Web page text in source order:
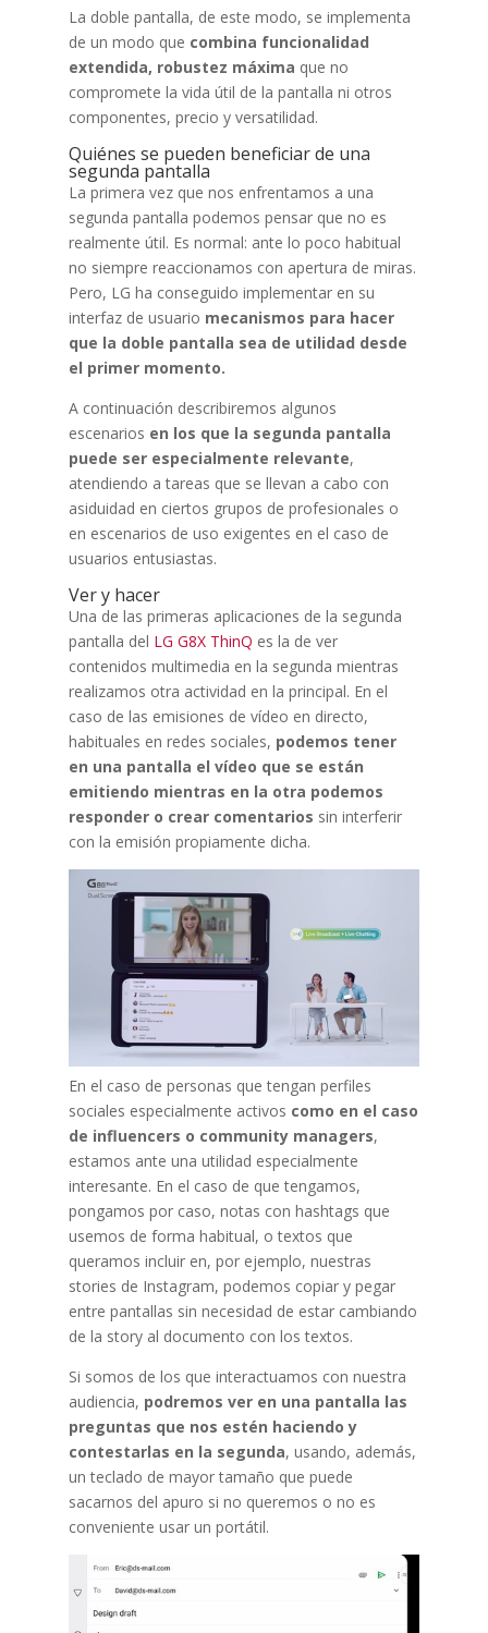
La doble pantalla, de este modo, se implementa
de un modo que combina funcionalidad
extendida, robustez máxima que no
compromete la vida útil de la pantalla ni otros
componentes, precio y versatilidad.
Quiénes se pueden beneficiar de una
segunda pantalla
La primera vez que nos enfrentamos a una
segunda pantalla podemos pensar que no es
realmente útil. Es normal: ante lo poco habitual
no siempre reaccionamos con apertura de miras.
Pero, LG ha conseguido implementar en su
interfaz de usuario mecanismos para hacer
que la doble pantalla sea de utilidad desde
el primer momento.
A continuación describiremos algunos
escenarios en los que la segunda pantalla
puede ser especialmente relevante,
atendiendo a tareas que se llevan a cabo con
asiduidad en ciertos grupos de profesionales o
en escenarios de uso exigentes en el caso de
usuarios entusiastas.
Ver y hacer
Una de las primeras aplicaciones de la segunda
pantalla del LG G8X ThinQ es la de ver
contenidos multimedia en la segunda mientras
realizamos otra actividad en la principal. En el
caso de las emisiones de vídeo en directo,
habituales en redes sociales, podemos tener
en una pantalla el vídeo que se están
emitiendo mientras en la otra podemos
responder o crear comentarios sin interferir
con la emisión propiamente dicha.
En el caso de personas que tengan perfiles
sociales especialmente activos como en el caso
de influencers o community managers,
estamos ante una utilidad especialmente
interesante. En el caso de que tengamos,
pongamos por caso, notas con hashtags que
usemos de forma habitual, o textos que
queramos incluir en, por ejemplo, nuestras
stories de Instagram, podemos copiar y pegar
entre pantallas sin necesidad de estar cambiando
de la story al documento con los textos.
Si somos de los que interactuamos con nuestra
audiencia, podremos ver en una pantalla las
preguntas que nos estén haciendo y
contestarlas en la segunda, usando, además,
un teclado de mayor tamaño que puede
sacarnos del apuro si no queremos o no es
conveniente usar un portátil.